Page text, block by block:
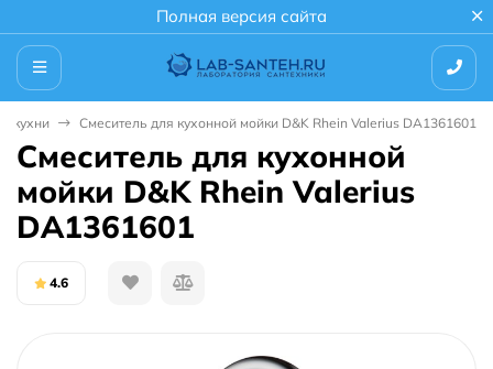
Полная версия сайта
кухни Смеситель для кухонной мойки D&K Rhein Valerius DA1361601
Смеситель для кухонной
мойки D&K Rhein Valerius
DA1361601
4.6